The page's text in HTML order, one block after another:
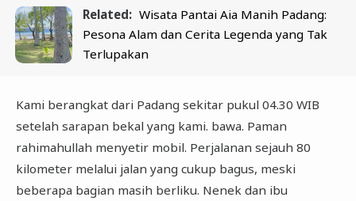
Related: Wisata Pantai Aia Manih Padang:
Pesona Alam dan Cerita Legenda yang Tak
Terlupakan
Kami berangkat dari Padang sekitar pukul 04.30 WIB
setelah sarapan bekal yang kami. bawa. Paman
rahimahullah menyetir mobil. Perjalanan sejauh 80
kilometer melalui jalan yang cukup bagus, meski
beberapa bagian masih berliku. Nenek dan ibu